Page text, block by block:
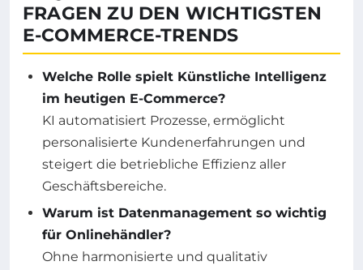
FRAGEN ZU DEN WICHTIGSTEN
E-COMMERCE-TRENDS
Welche Rolle spielt Künstliche Intelligenz
im heutigen E-Commerce?
KI automatisiert Prozesse, ermöglicht
personalisierte Kundenerfahrungen und
steigert die betriebliche Effizienz aller
Geschäftsbereiche.
Warum ist Datenmanagement so wichtig
für Onlinehändler?
Ohne harmonisierte und qualitativ